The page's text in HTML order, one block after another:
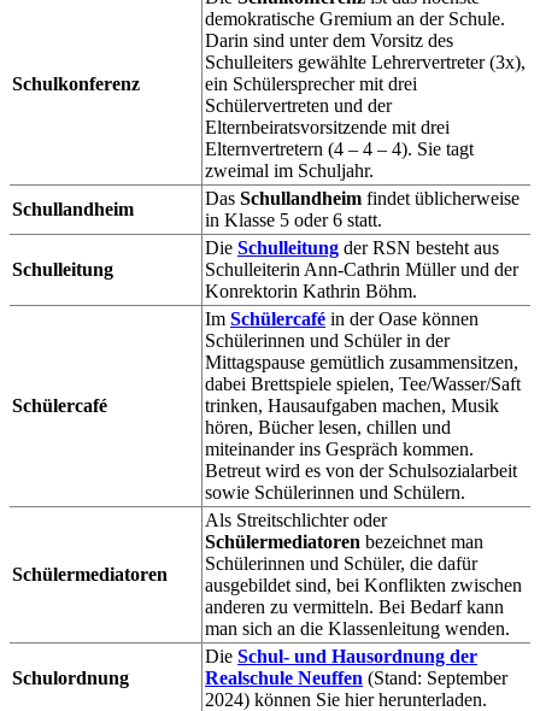
Schulkonferenz
demokratische Gremium an der Schule.
Darin sind unter dem Vorsitz des
Schulleiters gewählte Lehrervertreter (3x),
ein Schülersprecher mit drei
Schülervertreten und der
Elternbeiratsvorsitzende mit drei
Elternvertretern (4 – 4 – 4). Sie tagt
zweimal im Schuljahr.
Schullandheim
Das Schullandheim findet üblicherweise
in Klasse 5 oder 6 statt.
Schulleitung
Die Schulleitung der RSN besteht aus
Schulleiterin Ann-Cathrin Müller und der
Konrektorin Kathrin Böhm.
Schülercafé
Im Schülercafé in der Oase können
Schülerinnen und Schüler in der
Mittagspause gemütlich zusammensitzen,
dabei Brettspiele spielen, Tee/Wasser/Saft
trinken, Hausaufgaben machen, Musik
hören, Bücher lesen, chillen und
miteinander ins Gespräch kommen.
Betreut wird es von der Schulsozialarbeit
sowie Schülerinnen und Schülern.
Schülermediatoren
Als Streitschlichter oder
Schülermediatoren bezeichnet man
Schülerinnen und Schüler, die dafür
ausgebildet sind, bei Konflikten zwischen
anderen zu vermitteln. Bei Bedarf kann
man sich an die Klassenleitung wenden.
Schulordnung
Die Schul- und Hausordnung der
Realschule Neuffen (Stand: September
2024) können Sie hier herunterladen.